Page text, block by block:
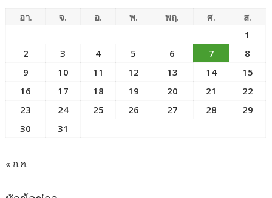
อา. จ. อ. พ. พฤ. ศ.
ส.
1
2
3 4 5 6 7
8
9
10 11 12 13 14
15
16
17 18 19 20 21
22
23
24 25 26 27 28
29
30
31
« ก.ค.